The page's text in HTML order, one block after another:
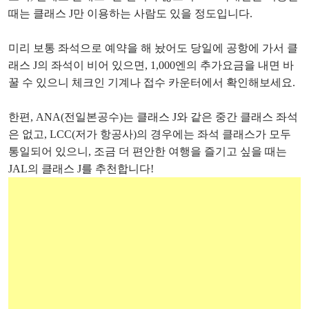
때는 클래스 J만 이용하는 사람도 있을 정도입니다.
미리 보통 좌석으로 예약을 해 놨어도 당일에 공항에 가서 클
래스 J의 좌석이 비어 있으면, 1,000엔의 추가요금을 내면 바
꿀 수 있으니 체크인 기계나 접수 카운터에서 확인해보세요.
한편, ANA(전일본공수)는 클래스 J와 같은 중간 클래스 좌석
은 없고, LCC(저가 항공사)의 경우에는 좌석 클래스가 모두
통일되어 있으니, 조금 더 편안한 여행을 즐기고 싶을 때는
JAL의 클래스 J를 추천합니다!